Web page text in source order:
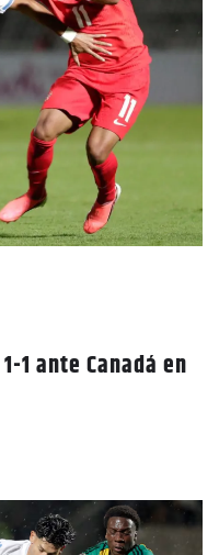
1 ante Canadá en